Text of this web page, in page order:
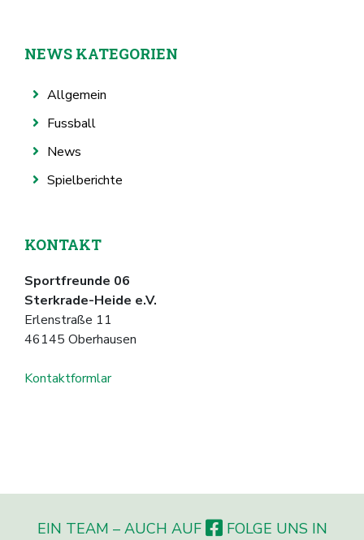
NEWS KATEGORIEN
Allgemein
Fussball
News
Spielberichte
KONTAKT
Sportfreunde 06
Sterkrade-Heide e.V.
Erlenstraße 11
46145 Oberhausen
Kontaktformlar
EIN TEAM – AUCH AUF
FOLGE UNS IN